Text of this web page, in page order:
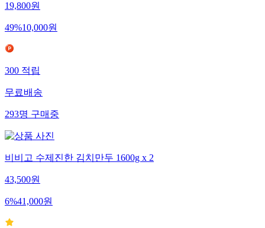
19,800원
49%10,000원
300 적립
무료배송
293명 구매중
비비고 수제진한 김치만두 1600g x 2
43,500원
6%41,000원